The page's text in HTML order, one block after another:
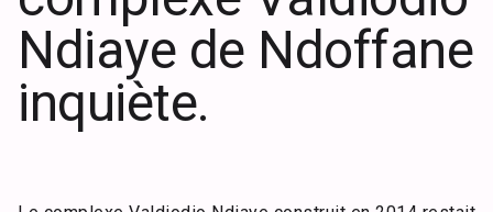
Ndiaye de Ndoffane
inquiète.